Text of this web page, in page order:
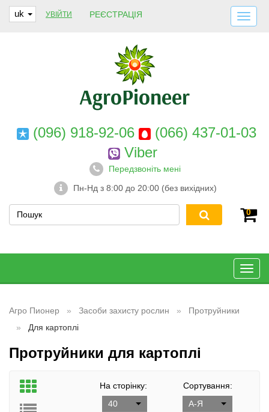
uk УВІЙТИ РЕЄСТРАЦІЯ
ДОСТАВКА І ОПЛАТА
ПРО НАС
ГАРАНТІЇ
КОНТАКТИ
(096) 918-92-06
(066) 437-01-03
Viber
Передзвоніть мені
Пн-Нд з 8:00 до 20:00 (без вихідних)
0
Агро Пионер Засоби захисту рослин
Протруйники
Для картоплі
Протруйники для картоплі
На сторінку:
40
Сортування:
А-Я